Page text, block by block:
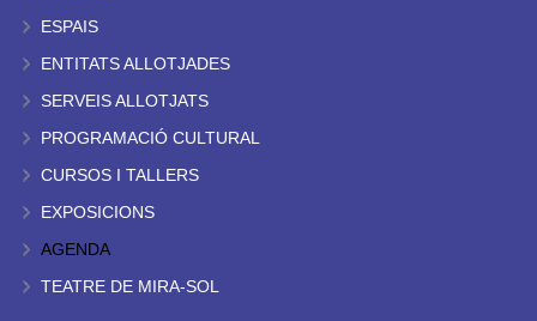
ESPAIS
ENTITATS ALLOTJADES
SERVEIS ALLOTJATS
PROGRAMACIÓ CULTURAL
CURSOS I TALLERS
EXPOSICIONS
AGENDA
TEATRE DE MIRA-SOL